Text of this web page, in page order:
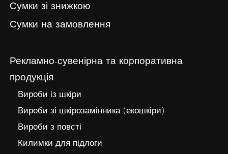
Сумки зі знижкою
Сумки на замовлення
Рекламно-сувенірна та корпоративна
продукція
Вироби із шкіри
Вироби зі шкірозамінника (екошкіри)
Вироби з повсті
Килимки для підлоги